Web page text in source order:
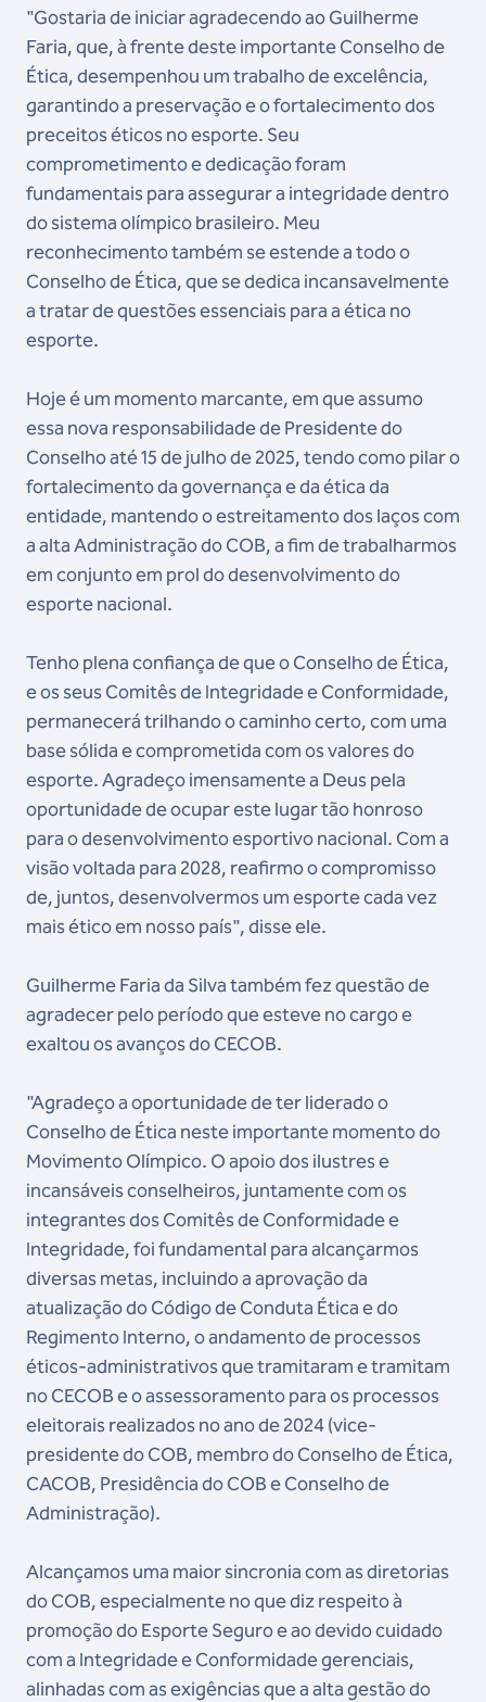
"Gostaria de iniciar agradecendo ao Guilherme
Faria, que, à frente deste importante Conselho de
Ética, desempenhou um trabalho de excelência,
garantindo a preservação e o fortalecimento dos
preceitos éticos no esporte. Seu
comprometimento e dedicação foram
fundamentais para assegurar a integridade dentro
do sistema olímpico brasileiro. Meu
reconhecimento também se estende a todo o
Conselho de Ética, que se dedica incansavelmente
a tratar de questões essenciais para a ética no
esporte.
Hoje é um momento marcante, em que assumo
essa nova responsabilidade de Presidente do
Conselho até 15 de julho de 2025, tendo como pilar o
fortalecimento da governança e da ética da
entidade, mantendo o estreitamento dos laços com
a alta Administração do COB, a fim de trabalharmos
em conjunto em prol do desenvolvimento do
esporte nacional.
Tenho plena confiança de que o Conselho de Ética,
e os seus Comitês de Integridade e Conformidade,
permanecerá trilhando o caminho certo, com uma
base sólida e comprometida com os valores do
esporte. Agradeço imensamente a Deus pela
oportunidade de ocupar este lugar tão honroso
para o desenvolvimento esportivo nacional. Com a
visão voltada para 2028, reafirmo o compromisso
de, juntos, desenvolvermos um esporte cada vez
mais ético em nosso país", disse ele.
Guilherme Faria da Silva também fez questão de
agradecer pelo período que esteve no cargo e
exaltou os avanços do CECOB.
"Agradeço a oportunidade de ter liderado o
Conselho de Ética neste importante momento do
Movimento Olímpico. O apoio dos ilustres e
incansáveis conselheiros, juntamente com os
integrantes dos Comitês de Conformidade e
Integridade, foi fundamental para alcançarmos
diversas metas, incluindo a aprovação da
atualização do Código de Conduta Ética e do
Regimento Interno, o andamento de processos
éticos-administrativos que tramitaram e tramitam
no CECOB e o assessoramento para os processos
eleitorais realizados no ano de 2024 (vice-
presidente do COB, membro do Conselho de Ética,
CACOB, Presidência do COB e Conselho de
Administração).
Alcançamos uma maior sincronia com as diretorias
do COB, especialmente no que diz respeito à
promoção do Esporte Seguro e ao devido cuidado
com a Integridade e Conformidade gerenciais,
alinhadas com as exigências que a alta gestão do